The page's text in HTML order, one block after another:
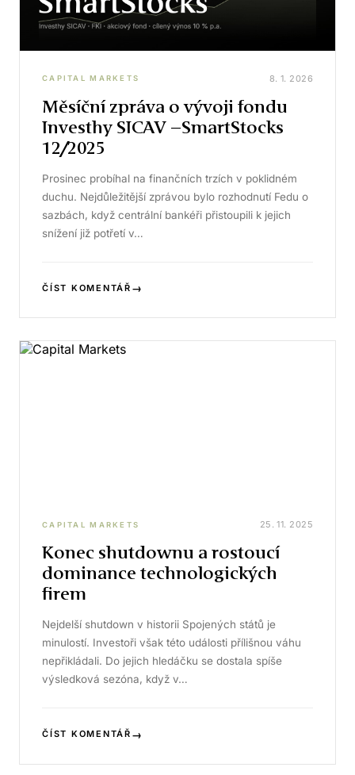
CAPITAL MARKETS 8. 1. 2026
Měsíční zpráva o vývoji fondu
Investhy SICAV –SmartStocks
12/2025
Prosinec probíhal na finančních trzích v poklidném
duchu. Nejdůležitější zprávou bylo rozhodnutí Fedu o
sazbách, když centrální bankéři přistoupili k jejich
snížení již potřetí v…
ČÍST KOMENTÁŘ →
CAPITAL MARKETS 25. 11. 2025
Konec shutdownu a rostoucí
dominance technologických
firem
Nejdelší shutdown v historii Spojených států je
minulostí. Investoři však této události přílišnou váhu
nepřikládali. Do jejich hledáčku se dostala spíše
výsledková sezóna, když v…
ČÍST KOMENTÁŘ →